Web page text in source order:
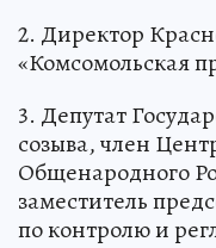
2. Директор
«Комсомольская
3. Депутат
созыва, член
Общенародного
заместитель
по контролю и